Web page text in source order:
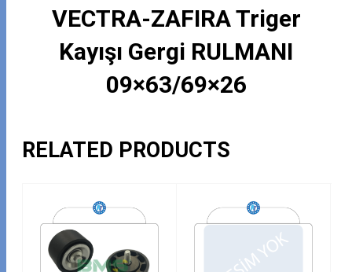
VECTRA-ZAFIRA Triger
Kayışı Gergi RULMANI
09×63/69×26
RELATED PRODUCTS